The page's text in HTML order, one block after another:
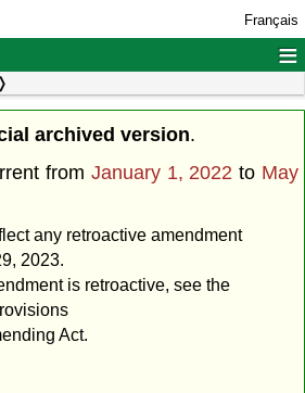
Français
≡
archived version.
from January 1, 2022 to May
any retroactive amendment
2023.
is retroactive, see the
Act.